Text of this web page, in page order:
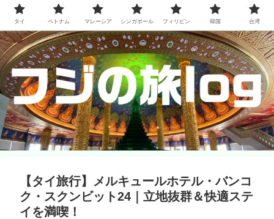
【タイ旅行】メルキュールホテル・バンコ
ク・スクンビット24｜立地抜群＆快適ステ
イを満喫！
タイ ベトナム マレーシア シンガポール フィリピン 韓国 台湾